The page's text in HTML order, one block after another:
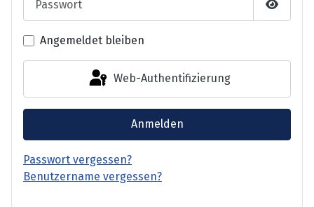
Angemeldet bleiben
Web-Authentifizierung
Anmelden
Passwort vergessen?
Benutzername vergessen?